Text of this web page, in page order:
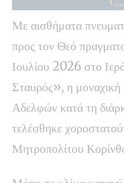
Με αισθήματα
προς τον Θεό
Ιουλίου 2026 στο
Σταυρός», η
Αδελφών κατά τη
τελέσθηκε
Μητροπολίτου